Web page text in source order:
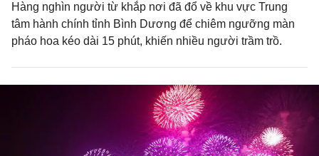
Hàng nghìn người từ khắp nơi đã đổ về khu vực Trung
tâm hành chính tỉnh Bình Dương để chiêm ngưỡng màn
pháo hoa kéo dài 15 phút, khiến nhiều người trầm trồ.